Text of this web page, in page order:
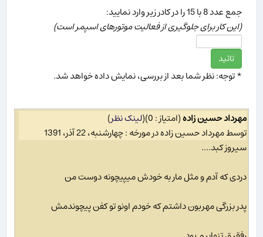
جمع عدد 8 با 15 را در كادر زیر وارد نمایید:
(این كار برای جلوگیری از فعالیت موتورهای اسپمر است)
* توجه: نظر شما بعد از بررسی، نمایش داده خواهد شد.
مهرداد حسین زاده(امتیاز : 0) (لینک نظر)
توسط مهرداد حسین زاده در مورخه : چهارشنبه، 22 آذر، 1391
سیروز کبد....
دردی که آدم و مثل مار به خودش میپیچونه دوست من
پدر بزرگی مهربون داشتم که خودم اونو تو کفن پیچوندمش